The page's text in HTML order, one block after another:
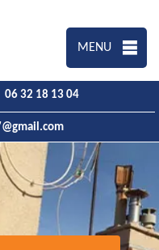
MENU
06 32 18 13 04